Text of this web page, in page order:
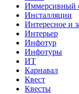
Иммерсивный
Инсталляции
Интересное и
Интерьер
Инфотур
Инфотуры
ИТ
Карнавал
Квест
Квесты